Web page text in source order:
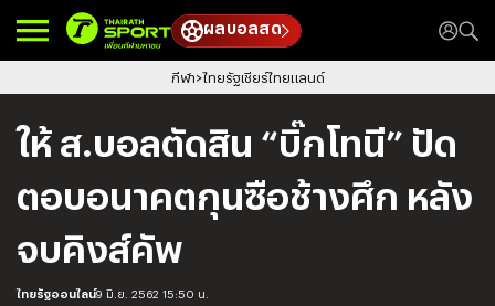
ผลบอลสด
กีฬา ไทยรัฐเชียร์ไทยแลนด์
ให้ ส.บอลตัดสิน “บิ๊กโทนี” ปัด
ตอบอนาคตกุนซือช้างศึก หลัง
จบคิงส์คัพ
ไทยรัฐออนไลน์9 มิ.ย. 2562 15:50 น.